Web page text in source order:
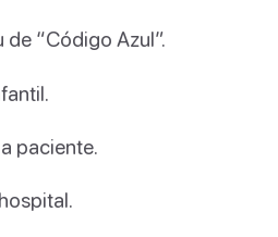
“Código Azul”.
paciente.